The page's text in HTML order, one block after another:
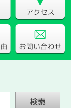
検索